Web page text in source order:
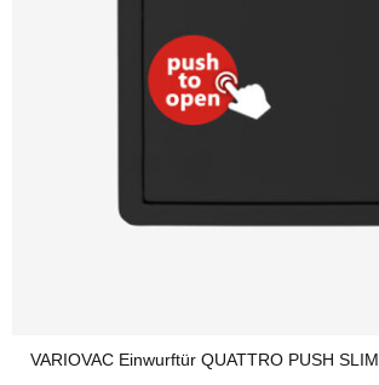
VARIOVAC Einwurftür QUATTRO PUSH